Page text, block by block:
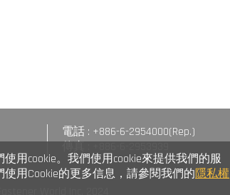
用cookie。我們使用cookie來提供我們的服
用Cookie的更多信息，請參閱我們的隱私權
電話 : +886-6-2954000(Rep.)
傳真 : +886-6-2953939